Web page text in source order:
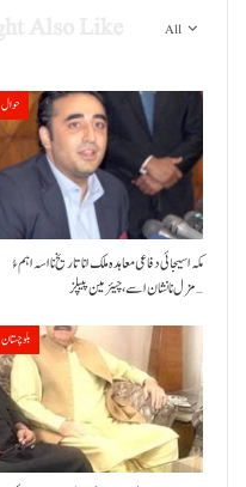
All
حوال
مکہ اسیجائی دفاعی معاہدہ ملک انا تاریخ نا اسہ اہم ءُ
مزل نا نشان اسے، چیئرمین پیپلز…
بلوچستان